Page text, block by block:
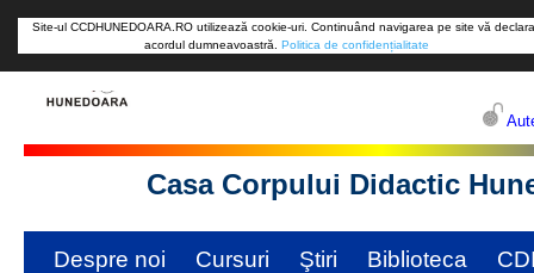
Site-ul CCDHUNEDOARA.RO utilizează cookie-uri. Continuând navigarea pe site vă
acordul dumneavoastră. Politica de confidențialitate
Casa Corpului Didactic
Despre noi Cursuri Ştiri Biblioteca